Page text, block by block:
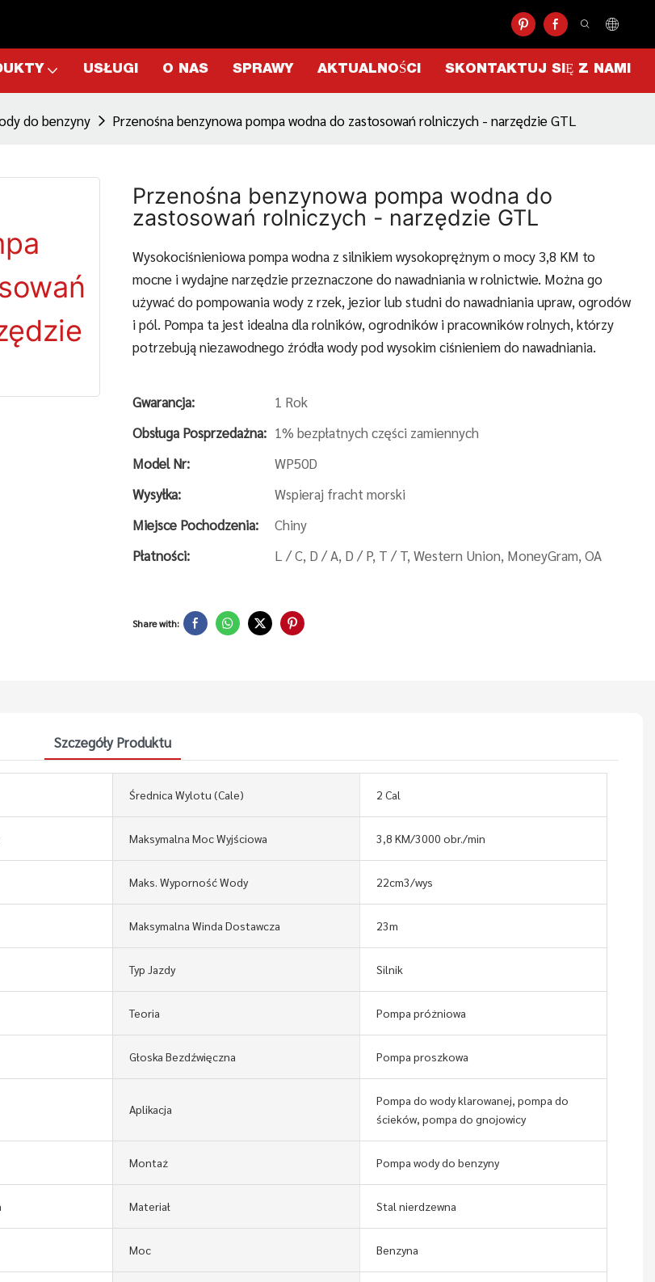
USŁUGI O NAS SPRAWY AKTUALNOŚCI SKONTAKTUJ SIĘ Z NAMI
do benzyny Przenośna benzynowa pompa wodna do zastosowań rolniczych - narzędzie GTL
Przenośna benzynowa pompa wodna do
zastosowań rolniczych - narzędzie GTL
Wysokociśnieniowa pompa wodna z silnikiem wysokoprężnym o mocy 3,8 KM to
mocne i wydajne narzędzie przeznaczone do nawadniania w rolnictwie. Można go
używać do pompowania wody z rzek, jezior lub studni do nawadniania upraw, ogrodów
i pól. Pompa ta jest idealna dla rolników, ogrodników i pracowników rolnych, którzy
potrzebują niezawodnego źródła wody pod wysokim ciśnieniem do nawadniania.
Gwarancja:
1 Rok
Obsługa Posprzedażna: 1% bezpłatnych części zamiennych
Model Nr:
WP50D
Wysyłka:
Wspieraj fracht morski
Miejsce Pochodzenia:
Chiny
Płatności:
L / C, D / A, D / P, T / T, Western Union, MoneyGram, OA
Share with:
Szczegóły Produktu
Średnica Wylotu (cale) 2 Cal
Maksymalna Moc Wyjściowa 3,8 KM/3000 obr./min
Maks. Wyporność Wody 22cm3/wys
Maksymalna Winda Dostawcza 23m
Typ Jazdy Silnik
Teoria Pompa próżniowa
Głoska Bezdźwięczna Pompa proszkowa
Aplikacja
Pompa do wody klarowanej, pompa do
ścieków, pompa do gnojowicy
Montaż Pompa wody do benzyny
Materiał Stal nierdzewna
Moc Benzyna